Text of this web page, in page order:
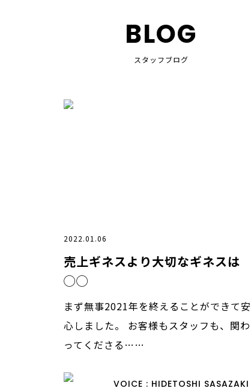
BLOG
スタッフブログ
2022.01.06
売上ギネスより大切なギネスは
◯◯
まず無事2021年を終えることができて安
心しました。 お客様もスタッフも、関わ
ってくださる……
VOICE : HIDETOSHI SASAZAKI